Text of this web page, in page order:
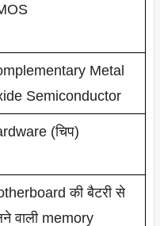
Metal
Semiconductor
(चिप)
की बैटरी से
वाली memory